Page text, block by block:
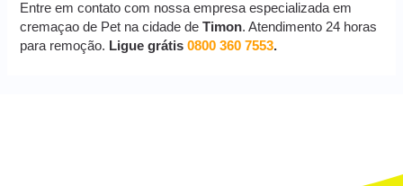
Entre em contato com nossa empresa especializada em
cremaçao de Pet na cidade deTimon. Atendimento 24 horas
para remoção. Ligue grátis0800 360 7553.